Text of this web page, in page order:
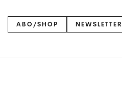
ABO/SHOP NEWSLETTER